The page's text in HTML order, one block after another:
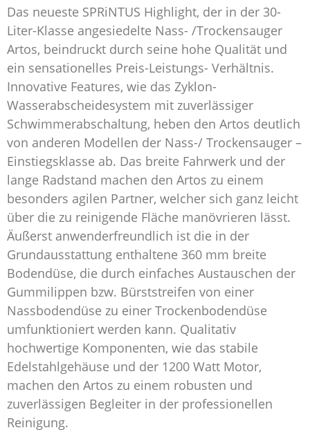
Das neueste SPRiNTUS Highlight, der in der 30-
Liter-Klasse angesiedelte Nass- /Trockensauger
Artos, beindruckt durch seine hohe Qualität und
ein sensationelles Preis-Leistungs- Verhältnis.
Innovative Features, wie das Zyklon-
Wasserabscheidesystem mit zuverlässiger
Schwimmerabschaltung, heben den Artos deutlich
von anderen Modellen der Nass-/ Trockensauger –
Einstiegsklasse ab. Das breite Fahrwerk und der
lange Radstand machen den Artos zu einem
besonders agilen Partner, welcher sich ganz leicht
über die zu reinigende Fläche manövrieren lässt.
Äußerst anwenderfreundlich ist die in der
Grundausstattung enthaltene 360 mm breite
Bodendüse, die durch einfaches Austauschen der
Gummilippen bzw. Bürststreifen von einer
Nassbodendüse zu einer Trockenbodendüse
umfunktioniert werden kann. Qualitativ
hochwertige Komponenten, wie das stabile
Edelstahlgehäuse und der 1200 Watt Motor,
machen den Artos zu einem robusten und
zuverlässigen Begleiter in der professionellen
Reinigung.